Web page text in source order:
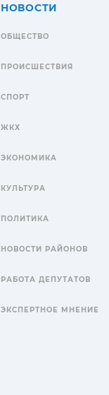
НОВОСТИ
ОБЩЕСТВО
ПРОИСШЕСТВИЯ
СПОРТ
ЖКХ
ЭКОНОМИКА
КУЛЬТУРА
ПОЛИТИКА
НОВОСТИ РАЙОНОВ
РАБОТА ДЕПУТАТОВ
ЭКСПЕРТНОЕ МНЕНИЕ